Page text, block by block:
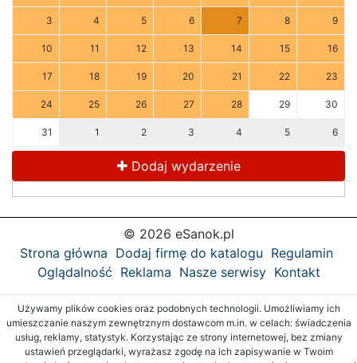
3 4 5 6 7 8 9
10 11 12 13 14 15 16
17 18 19 20 21 22 23
24 25 26 27 28 29 30
31 1 2 3 4 5 6
Dodaj wydarzenie
© 2026 eSanok.pl
Strona główna Dodaj firmę do katalogu Regulamin
Oglądalność Reklama Nasze serwisy Kontakt
Używamy plików cookies oraz podobnych technologii. Umożliwiamy ich
umieszczanie naszym zewnętrznym dostawcom m.in. w celach: świadczenia
usług, reklamy, statystyk. Korzystając ze strony internetowej, bez zmiany
ustawień przeglądarki, wyrażasz zgodę na ich zapisywanie w Twoim